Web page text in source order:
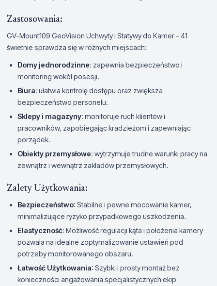
Zastosowania:
GV-Mount109 GeoVision Uchwyty i Statywy do Kamer - 41
świetnie sprawdza się w różnych miejscach:
Domy jednorodzinne: zapewnia bezpieczeństwo i
monitoring wokół posesji.
Biura: ułatwia kontrolę dostępu oraz zwiększa
bezpieczeństwo personelu.
Sklepy i magazyny: monitoruje ruch klientów i
pracowników, zapobiegając kradzieżom i zapewniając
porządek.
Obiekty przemysłowe: wytrzymuje trudne warunki pracy na
zewnątrz i wewnątrz zakładów przemysłowych.
Zalety Użytkowania:
Bezpieczeństwo: Stabilne i pewne mocowanie kamer,
minimalizujące ryzyko przypadkowego uszkodzenia.
Elastyczność: Możliwość regulacji kąta i położenia kamery
pozwala na idealne zoptymalizowanie ustawień pod
potrzeby monitorowanego obszaru.
Łatwość Użytkowania: Szybki i prosty montaż bez
konieczności angażowania specjalistycznych ekip